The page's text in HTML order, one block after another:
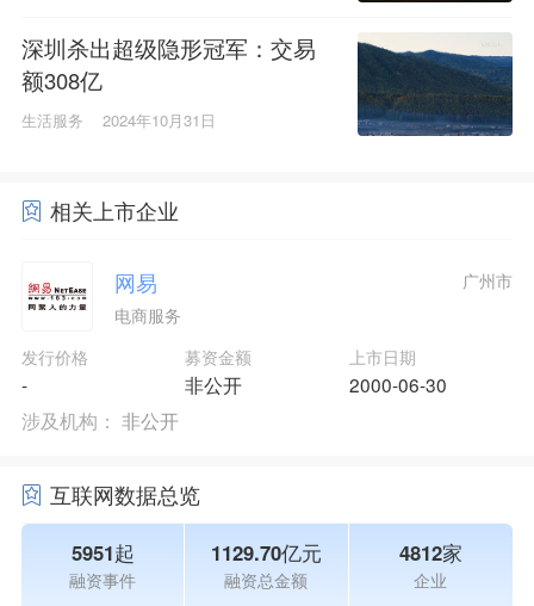
深圳杀出超级隐形冠军：交易
额308亿
生活服务 2024年10月31日
相关上市企业
网易
电商服务
广州市
发行价格
-
募资金额
非公开
上市日期
2000-06-30
涉及机构： 非公开
互联网数据总览
5951起
融资事件
1129.70亿元
融资总金额
4812家
企业